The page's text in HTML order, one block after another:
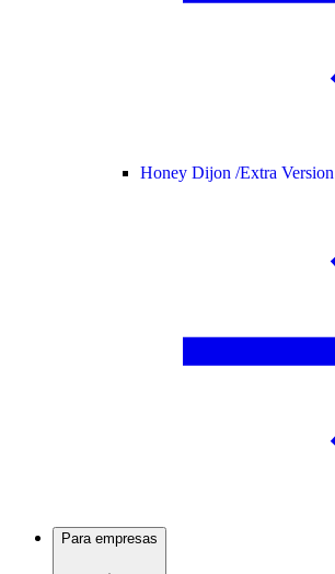
Honey Dijon /Extra Version
Para empresas